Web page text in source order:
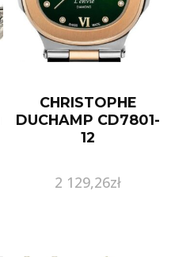
CHRISTOPHE
DUCHAMP CD7801-
12
2 129,26zł